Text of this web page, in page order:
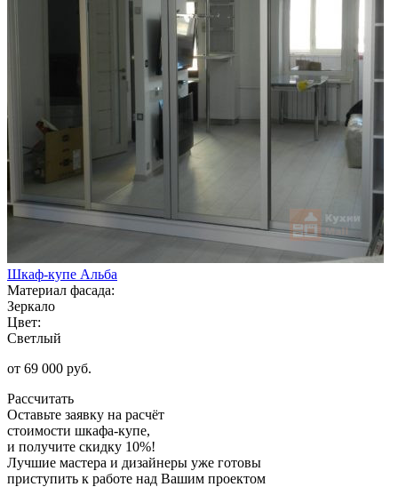
Шкаф-купе Альба
Материал фасада:
Зеркало
Цвет:
Светлый
от 69 000 руб.
Рассчитать
Оставьте заявку на расчёт
стоимости шкафа-купе,
и получите скидку 10%!
Лучшие мастера и дизайнеры уже готовы
приступить к работе над Вашим проектом